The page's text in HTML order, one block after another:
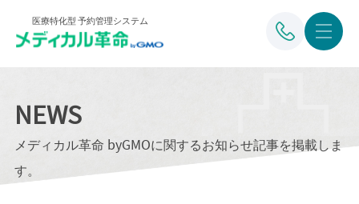
医療特化型 予約管理システム
NEWS
メディカル革命 byGMOに関するお知らせ記事を掲載しま
す。